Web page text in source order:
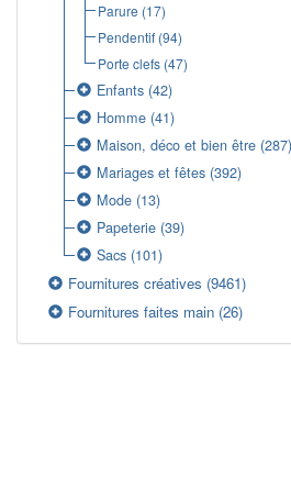
Parure (17)
Pendentif(94)
Porte clefs(47)
Enfants (42)
Homme (41)
Maison, déco et bien être (287)
Mariages et fêtes (392)
Mode (13)
Papeterie (39)
Sacs (101)
Fournitures créatives (9461)
Fournitures faites main (26)